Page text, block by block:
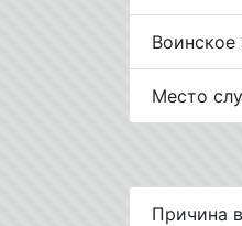
Воинское
Место
Причина